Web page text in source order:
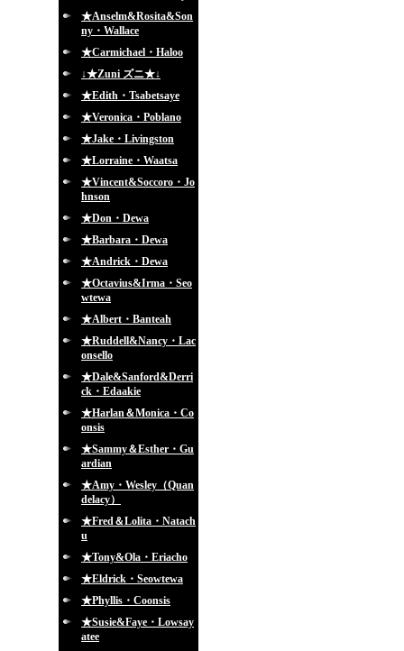
★Anselm&Rosita&Son
ny・Wallace
★Carmichael・Haloo
↓★Zuni ズニ★↓
★Edith・Tsabetsaye
★Veronica・Poblano
★Jake・Livingston
★Lorraine・Waatsa
★Vincent&Soccoro・Jo
hnson
★Don・Dewa
★Barbara・Dewa
★Andrick・Dewa
★Octavius&Irma・Seo
wtewa
★Albert・Banteah
★Ruddell&Nancy・Lac
onsello
★Dale&Sanford&Derri
ck・Edaakie
★Harlan＆Monica・Co
onsis
★Sammy＆Esther・Gu
ardian
★Amy・Wesley（Quan
delacy）
★Fred＆Lolita・Natach
u
★Tony&Ola・Eriacho
★Eldrick・Seowtewa
★Phyllis・Coonsis
★Susie&Faye・Lowsay
atee